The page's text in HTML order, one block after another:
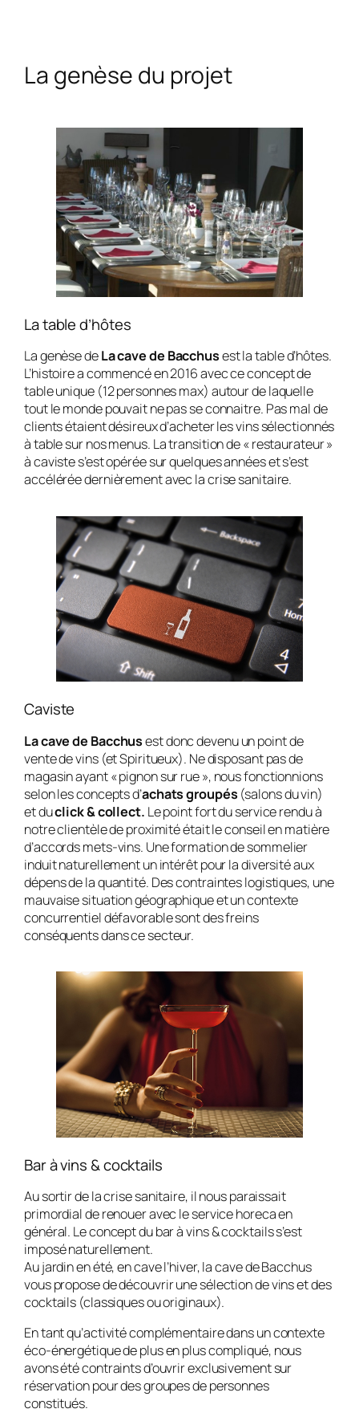
La genèse du projet
La table d’hôtes
La genèse deLa cave de Bacchusest la table d’hôtes.
L’histoire a commencé en 2016 avec ce concept de
table unique (12 personnes max) autour de laquelle
tout le monde pouvait ne pas se connaitre. Pas mal de
clients étaient désireux d’acheter les vins sélectionnés
à table sur nos menus. La transition de « restaurateur »
à caviste s’est opérée sur quelques années et s’est
accélérée dernièrement avec la crise sanitaire.
Caviste
La cave de Bacchusest donc devenu un point de
vente de vins (et Spiritueux). Ne disposant pas de
magasin ayant « pignon sur rue », nous fonctionnions
selon les concepts d’achats groupés (salons du vin)
et duclick & collect. Le point fort du service rendu à
notre clientèle de proximité était le conseil en matière
d’accords mets-vins. Une formation de sommelier
induit naturellement un intérêt pour la diversité aux
dépens de la quantité. Des contraintes logistiques, une
mauvaise situation géographique et un contexte
concurrentiel défavorable sont des freins
conséquents dans ce secteur.
Bar à vins & cocktails
Au sortir de la crise sanitaire, il nous paraissait
primordial de renouer avec le service horeca en
général. Le concept du bar à vins & cocktails s’est
imposé naturellement.
Au jardin en été, en cave l’hiver, la cave de Bacchus
vous propose de découvrir une sélection de vins et des
cocktails (classiques ou originaux).
En tant qu’activité complémentaire dans un contexte
éco-énergétique de plus en plus compliqué, nous
avons été contraints d’ouvrir exclusivement sur
réservation pour des groupes de personnes
constitués.